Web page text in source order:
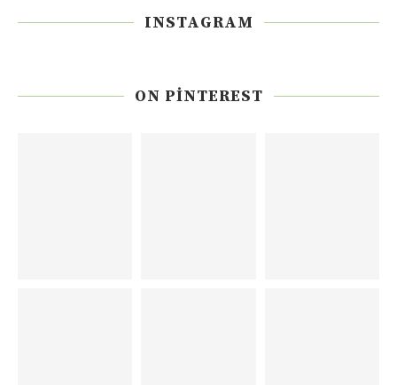
INSTAGRAM
ON PINTEREST